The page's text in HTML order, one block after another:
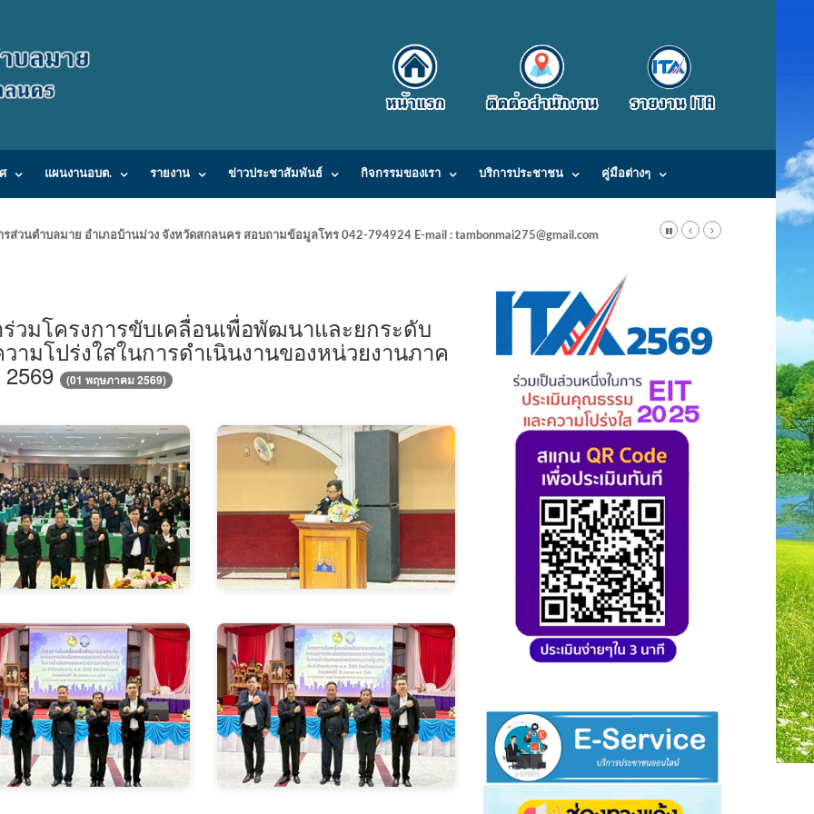
แผนงานอบต. รายงาน ข่าวประชาสัมพันธ์ กิจกรรมของเรา บริการประชาชน คู่มือต่างๆ
ส่วนตำบลมาย อำเภอบ้านม่วง จังหวัดสกลนคร สอบถามข้อมูลโทร 042-794924 E-mail : tambonmai275@gmail.com
วมโครงการขับเคลื่อนเพื่อพัฒนาและยกระดับ
มโปร่งใสในการดำเนินงานของหน่วยงานภาค
(01 พฤษภาคม 2569)